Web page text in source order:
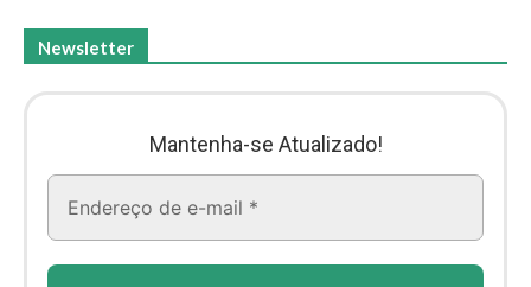
Newsletter
Mantenha-se Atualizado!